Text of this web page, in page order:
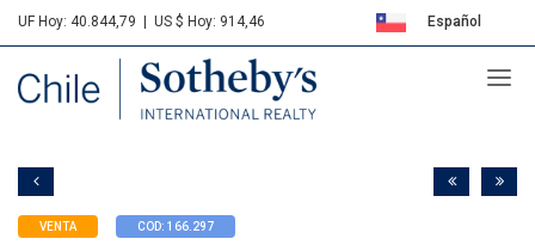
UF Hoy: 40.844,79 US $ Hoy: 914,46 Español
Sotheby's
VENTA COD: 166.297